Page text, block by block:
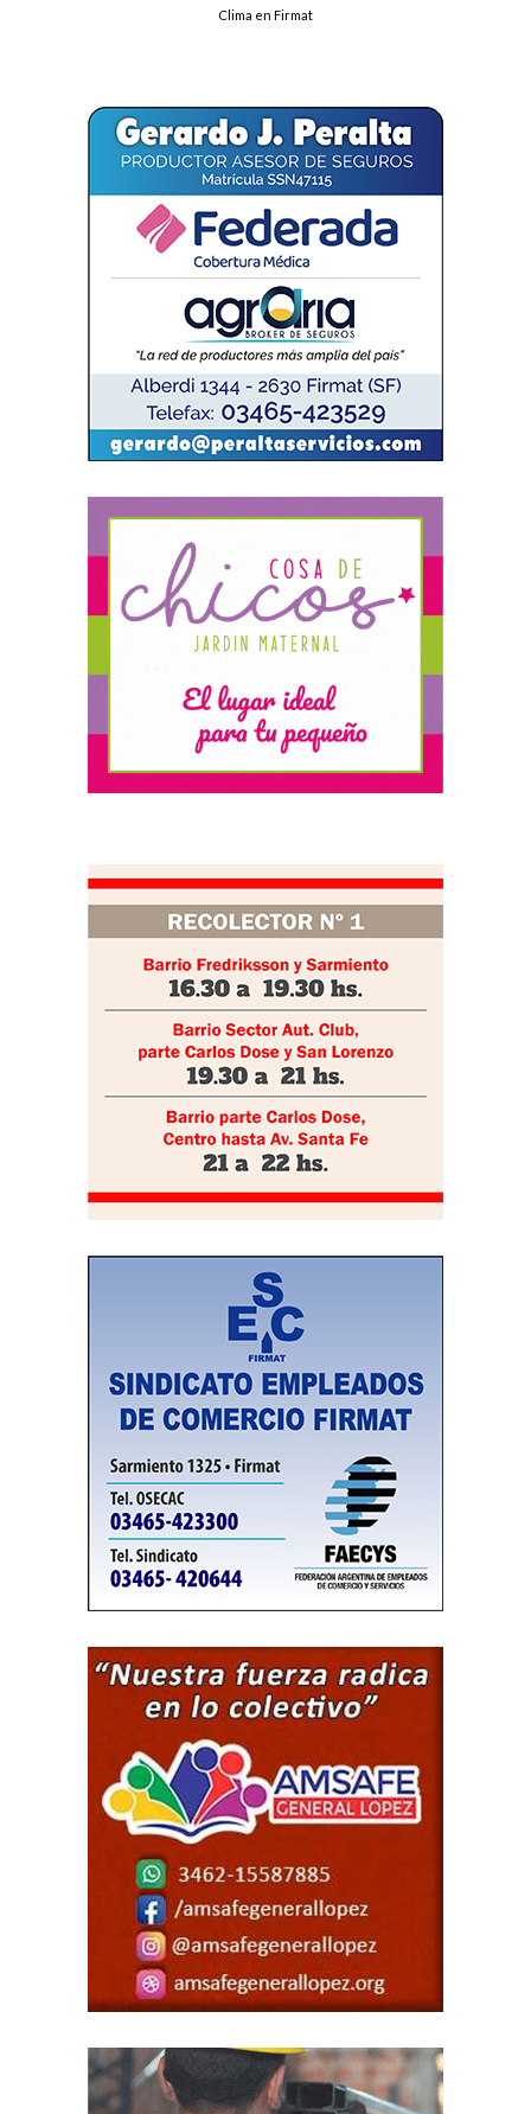
Clima en Firmat